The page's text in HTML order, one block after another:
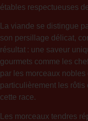
étables respectueuses
La viande se distingue
son persillage délicat,
résultat : une saveur
gourmets comme les
par les morceaux
particulièrement les
cette race.
Les morceaux tendres